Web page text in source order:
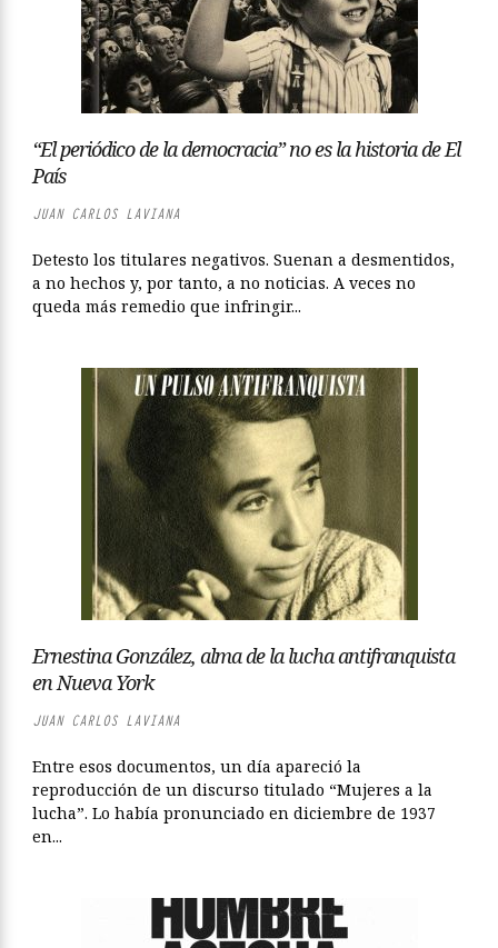
“El periódico de la democracia” no es la historia de El
País
JUAN CARLOS LAVIANA
Detesto los titulares negativos. Suenan a desmentidos,
a no hechos y, por tanto, a no noticias. A veces no
queda más remedio que infringir...
Ernestina González, alma de la lucha antifranquista
en Nueva York
JUAN CARLOS LAVIANA
Entre esos documentos, un día apareció la
reproducción de un discurso titulado “Mujeres a la
lucha”. Lo había pronunciado en diciembre de 1937
en...